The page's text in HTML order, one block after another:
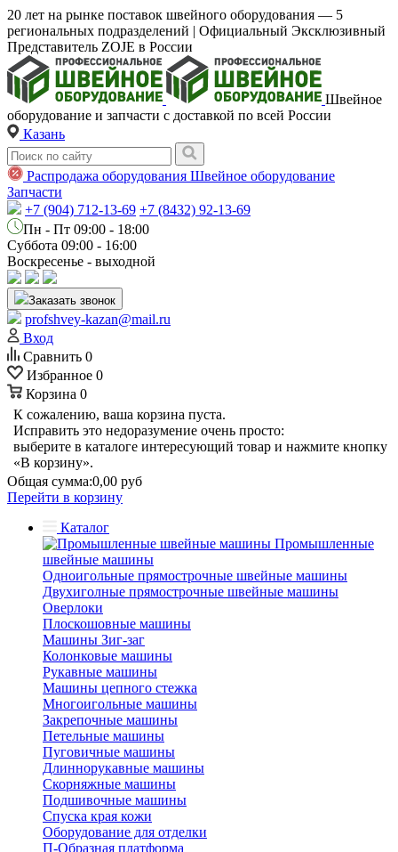
20 лет на рынке поставок швейного оборудования — 5
региональных подразделений | Официальный Эксклюзивный
Представитель ZOJE в России
Швейное
оборудование и запчасти с доставкой по всей России
Казань
Распродажа оборудования Швейное оборудование
Запчасти
+7 (904) 712-13-69 +7 (8432) 92-13-69
Пн - Пт 09:00 - 18:00
Суббота 09:00 - 16:00
Воскресенье - выходной
Заказать звонок
profshvey-kazan@mail.ru
Вход
Сравнить 0
Избранное 0
Корзина 0
К сожалению, ваша корзина пуста.
Исправить это недоразумение очень просто:
выберите в каталоге интересующий товар и нажмите кнопку
«В корзину».
Общая сумма:0,00 руб
Перейти в корзину
Каталог
Промышленные
швейные машины
Одноигольные прямострочные швейные машины
Двухиголные прямострочные швейные машины
Оверлоки
Плоскошовные машины
Машины Зиг-заг
Колонковые машины
Рукавные машины
Машины цепного стежка
Многоигольные машины
Закрепочные машины
Петельные машины
Пуговичные машины
Длиннорукавные машины
Скорняжные машины
Подшивочные машины
Спуска края кожи
Оборудование для отделки
П-Образная платформа